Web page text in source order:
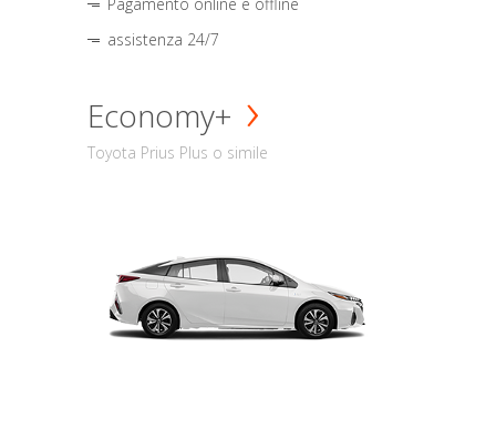
assistenza 24/7
Economy+
Toyota Prius Plus o simile